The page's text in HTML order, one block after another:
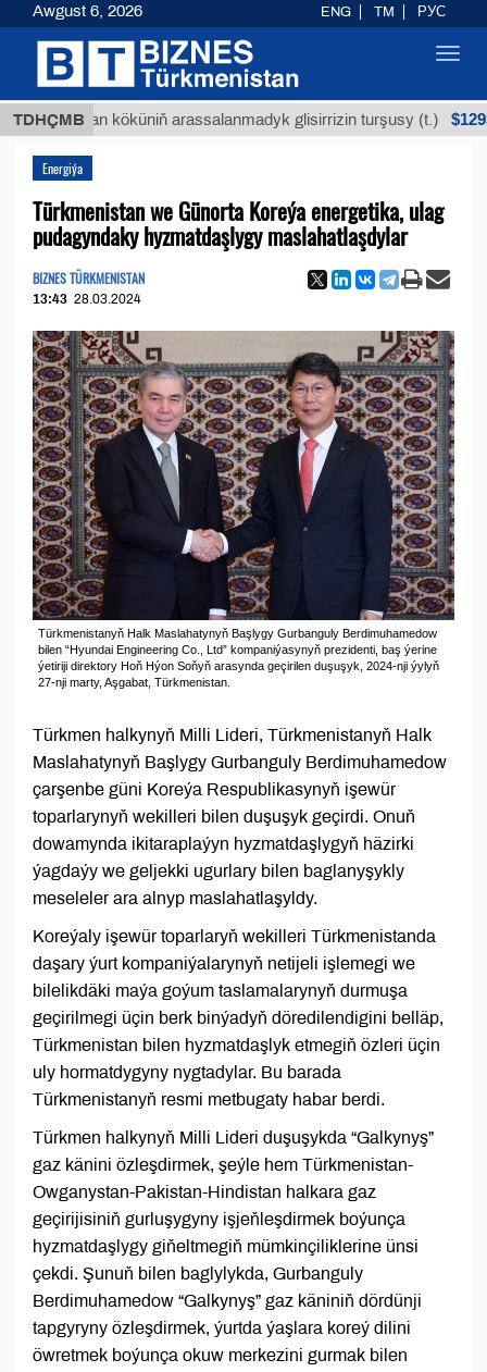
TDHÇMB
Buýan köküniň arassalanmadyk glisirrizin turşusy (t.) $12935,18
Energiýa
Türkmenistan we Günorta Koreýa energetika, ulag
pudagyndaky hyzmatdaşlygy maslahatlaşdylar
BIZNES TÜRKMENISTAN
13:43 28.03.2024
Türkmenistanyň Halk Maslahatynyň Başlygy Gurbanguly Berdimuhamedow
bilen “Hyundai Engineering Co., Ltd” kompaniýasynyň prezidenti, baş ýerine
ýetiriji direktory Hoň Hýon Soňyň arasynda geçirilen duşuşyk, 2024-nji ýylyň
27-nji marty, Aşgabat, Türkmenistan.
Türkmen halkynyň Milli Lideri, Türkmenistanyň Halk
Maslahatynyň Başlygy Gurbanguly Berdimuhamedow
çarşenbe güni Koreýa Respublikasynyň işewür
toparlarynyň wekilleri bilen duşuşyk geçirdi. Onuň
dowamynda ikitaraplaýyn hyzmatdaşlygyň häzirki
ýagdaýy we geljekki ugurlary bilen baglanyşykly
meseleler ara alnyp maslahatlaşyldy.
Koreýaly işewür toparlaryň wekilleri Türkmenistanda
daşary ýurt kompaniýalarynyň netijeli işlemegi we
bilelikdäki maýa goýum taslamalarynyň durmuşa
geçirilmegi üçin berk binýadyň döredilendigini belläp,
Türkmenistan bilen hyzmatdaşlyk etmegiň özleri üçin
uly hormatdygyny nygtadylar. Bu barada
Türkmenistanyň resmi metbugaty habar berdi.
Türkmen halkynyň Milli Lideri duşuşykda “Galkynyş”
gaz känini özleşdirmek, şeýle hem Türkmenistan-
Owganystan-Pakistan-Hindistan halkara gaz
geçirijisiniň gurluşygyny işjeňleşdirmek boýunça
hyzmatdaşlygy giňeltmegiň mümkinçiliklerine ünsi
çekdi. Şunuň bilen baglylykda, Gurbanguly
Berdimuhamedow “Galkynyş” gaz käniniň dördünji
tapgyryny özleşdirmek, ýurtda ýaşlara koreý dilini
öwretmek boýunça okuw merkezini gurmak bilen
Awgust 6, 2026 ENG TM РУС